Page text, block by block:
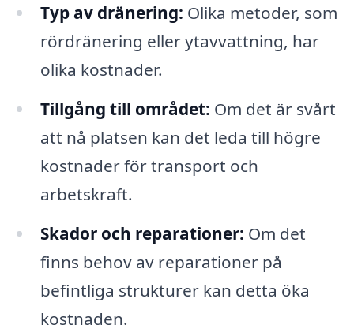
Typ av dränering: Olika metoder, som
rördränering eller ytavvattning, har
olika kostnader.
Tillgång till området: Om det är svårt
att nå platsen kan det leda till högre
kostnader för transport och
arbetskraft.
Skador och reparationer: Om det
finns behov av reparationer på
befintliga strukturer kan detta öka
kostnaden.